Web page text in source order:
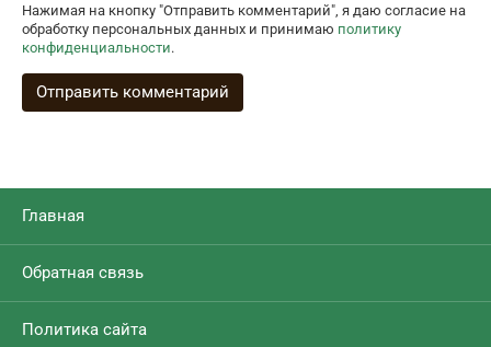
Нажимая на кнопку "Отправить комментарий", я даю согласие на
обработку персональных данных и принимаю политику
конфиденциальности.
Главная
Обратная связь
Политика сайта